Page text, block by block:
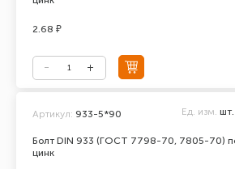
2.68 ₽
Болт DIN 933 (ГОСТ 7798-70, 7805-70)
цинк
Артикул: 933-5*90 Ед. изм. шт.